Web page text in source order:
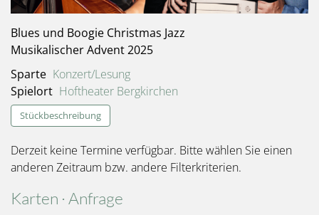
Blues und Boogie Christmas Jazz
Musikalischer Advent 2025
Sparte Konzert/Lesung
Spielort Hoftheater Bergkirchen
Stückbeschreibung
Derzeit keine Termine verfügbar. Bitte wählen Sie einen
anderen Zeitraum bzw. andere Filterkriterien.
Karten · Anfrage